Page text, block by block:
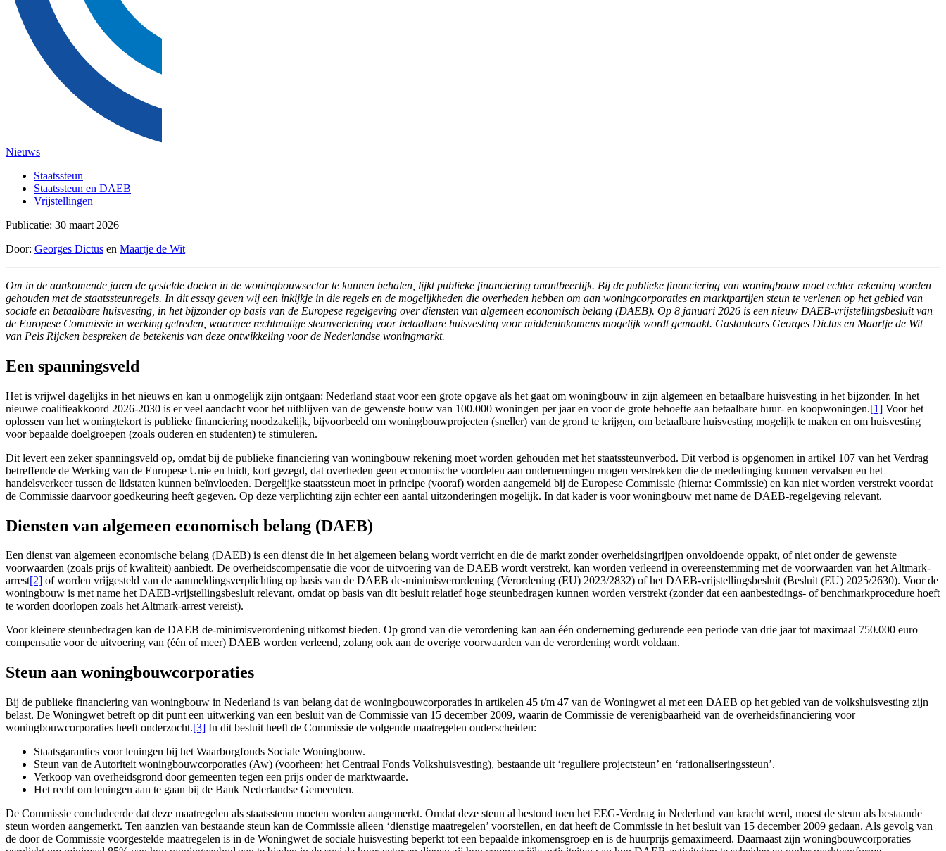
Nieuws
Staatssteun
Staatssteun en DAEB
Vrijstellingen
Publicatie: 30 maart 2026
Door: Georges Dictus en Maartje de Wit
Om in de aankomende jaren de gestelde doelen in de woningbouwsector te kunnen behalen, lijkt publieke financiering onontbeerlijk. Bij de publieke financiering van woningbouw moet echter rekening worden
gehouden met de staatssteunregels. In dit essay geven wij een inkijkje in die regels en de mogelijkheden die overheden hebben om aan woningcorporaties en marktpartijen steun te verlenen op het gebied van
sociale en betaalbare huisvesting, in het bijzonder op basis van de Europese regelgeving over diensten van algemeen economisch belang (DAEB). Op 8 januari 2026 is een nieuw DAEB-vrijstellingsbesluit van
de Europese Commissie in werking getreden, waarmee rechtmatige steunverlening voor betaalbare huisvesting voor middeninkomens mogelijk wordt gemaakt. Gastauteurs Georges Dictus en Maartje de Wit
van Pels Rijcken bespreken de betekenis van deze ontwikkeling voor de Nederlandse woningmarkt.
Een spanningsveld
Het is vrijwel dagelijks in het nieuws en kan u onmogelijk zijn ontgaan: Nederland staat voor een grote opgave als het gaat om woningbouw in zijn algemeen en betaalbare huisvesting in het bijzonder. In het
nieuwe coalitieakkoord 2026-2030 is er veel aandacht voor het uitblijven van de gewenste bouw van 100.000 woningen per jaar en voor de grote behoefte aan betaalbare huur- en koopwoningen.[1] Voor het
oplossen van het woningtekort is publieke financiering noodzakelijk, bijvoorbeeld om woningbouwprojecten (sneller) van de grond te krijgen, om betaalbare huisvesting mogelijk te maken en om huisvesting
voor bepaalde doelgroepen (zoals ouderen en studenten) te stimuleren.
Dit levert een zeker spanningsveld op, omdat bij de publieke financiering van woningbouw rekening moet worden gehouden met het staatssteunverbod. Dit verbod is opgenomen in artikel 107 van het Verdrag
betreffende de Werking van de Europese Unie en luidt, kort gezegd, dat overheden geen economische voordelen aan ondernemingen mogen verstrekken die de mededinging kunnen vervalsen en het
handelsverkeer tussen de lidstaten kunnen beïnvloeden. Dergelijke staatssteun moet in principe (vooraf) worden aangemeld bij de Europese Commissie (hierna: Commissie) en kan niet worden verstrekt voordat
de Commissie daarvoor goedkeuring heeft gegeven. Op deze verplichting zijn echter een aantal uitzonderingen mogelijk. In dat kader is voor woningbouw met name de DAEB-regelgeving relevant.
Diensten van algemeen economisch belang (DAEB)
Een dienst van algemeen economische belang (DAEB) is een dienst die in het algemeen belang wordt verricht en die de markt zonder overheidsingrijpen onvoldoende oppakt, of niet onder de gewenste
voorwaarden (zoals prijs of kwaliteit) aanbiedt. De overheidscompensatie die voor de uitvoering van de DAEB wordt verstrekt, kan worden verleend in overeenstemming met de voorwaarden van het Altmark-
arrest[2] of worden vrijgesteld van de aanmeldingsverplichting op basis van de DAEB de-minimisverordening (Verordening (EU) 2023/2832) of het DAEB-vrijstellingsbesluit (Besluit (EU) 2025/2630). Voor de
woningbouw is met name het DAEB-vrijstellingsbesluit relevant, omdat op basis van dit besluit relatief hoge steunbedragen kunnen worden verstrekt (zonder dat een aanbestedings- of benchmarkprocedure hoeft
te worden doorlopen zoals het Altmark-arrest vereist).
Voor kleinere steunbedragen kan de DAEB de-minimisverordening uitkomst bieden. Op grond van die verordening kan aan één onderneming gedurende een periode van drie jaar tot maximaal 750.000 euro
compensatie voor de uitvoering van (één of meer) DAEB worden verleend, zolang ook aan de overige voorwaarden van de verordening wordt voldaan.
Steun aan woningbouwcorporaties
Bij de publieke financiering van woningbouw in Nederland is van belang dat de woningbouwcorporaties in artikelen 45 t/m 47 van de Woningwet al met een DAEB op het gebied van de volkshuisvesting zijn
belast. De Woningwet betreft op dit punt een uitwerking van een besluit van de Commissie van 15 december 2009, waarin de Commissie de verenigbaarheid van de overheidsfinanciering voor
woningbouwcorporaties heeft onderzocht.[3] In dit besluit heeft de Commissie de volgende maatregelen onderscheiden:
Staatsgaranties voor leningen bij het Waarborgfonds Sociale Woningbouw.
Steun van de Autoriteit woningbouwcorporaties (Aw) (voorheen: het Centraal Fonds Volkshuisvesting), bestaande uit ‘reguliere projectsteun’ en ‘rationaliseringssteun’.
Verkoop van overheidsgrond door gemeenten tegen een prijs onder de marktwaarde.
Het recht om leningen aan te gaan bij de Bank Nederlandse Gemeenten.
De Commissie concludeerde dat deze maatregelen als staatssteun moeten worden aangemerkt. Omdat deze steun al bestond toen het EEG-Verdrag in Nederland van kracht werd, moest de steun als bestaande
steun worden aangemerkt. Ten aanzien van bestaande steun kan de Commissie alleen ‘dienstige maatregelen’ voorstellen, en dat heeft de Commissie in het besluit van 15 december 2009 gedaan. Als gevolg van
de door de Commissie voorgestelde maatregelen is in de Woningwet de sociale huisvesting beperkt tot een bepaalde inkomensgroep en is de huurprijs gemaximeerd. Daarnaast zijn woningbouwcorporaties